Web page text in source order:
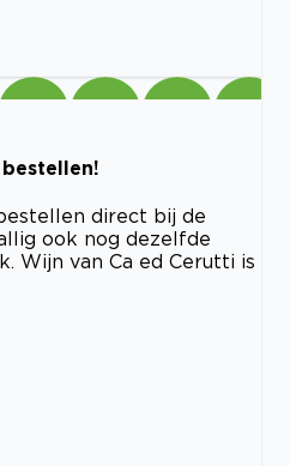
direct bij de
ook nog dezelfde
Wijn van Ca ed Cerutti is